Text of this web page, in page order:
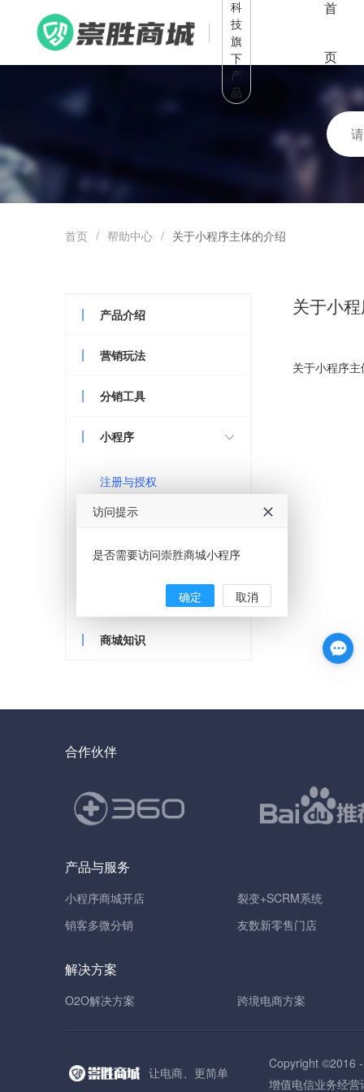
科
技
旗
下
产
品
首
页
首页 / 帮助中心 / 关于小程序主体的介绍
产品介绍
营销玩法
分销工具
小程序 
注册与授权
版本发布
微信支付
商城知识
关于小
关于小程序
合作伙伴
产品与服务
小程序商城开店
裂变+SCRM系统
销客多微分销
友数新零售门店
解决方案
O2O解决方案 跨境电商方案
让电商、更简单
Copyright ©2016
增值电信业务经
访问提示
是否需要访问崇胜商城小程序
确定 取消